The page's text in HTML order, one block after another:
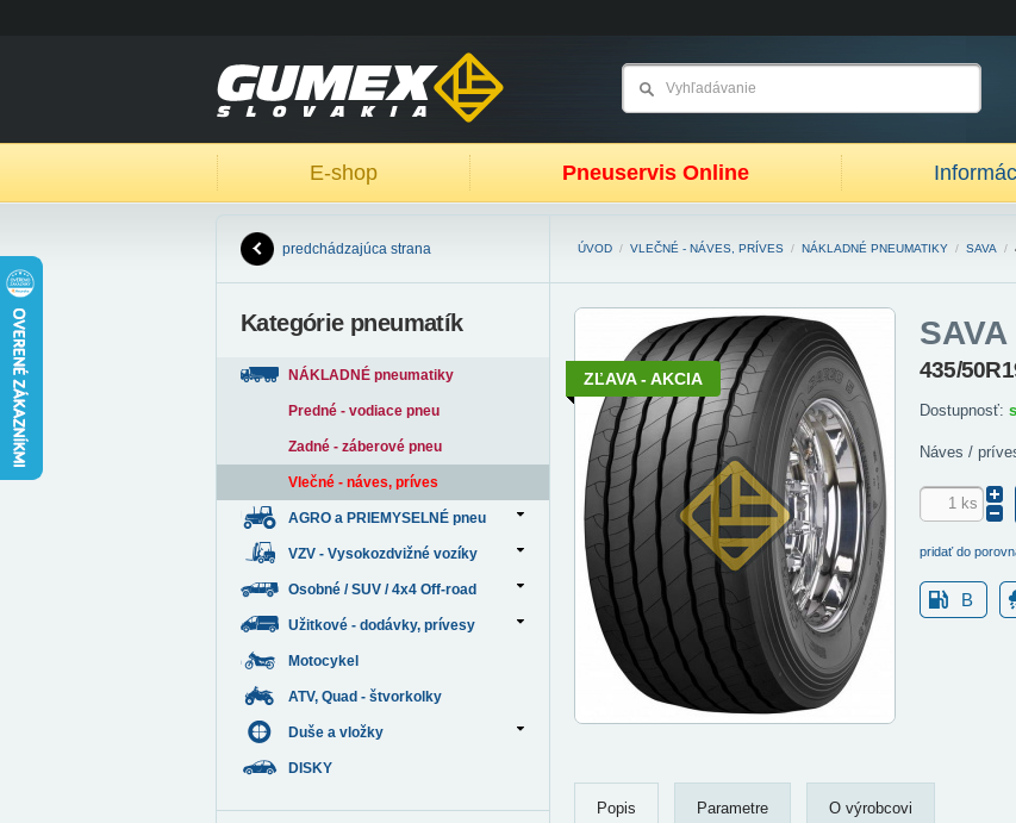
E-shop Pneuservis Online
ÚVOD / VLEČNÉ - NÁVES, PRÍVES / NÁKLADNÉ PNEUMATIKY / SAVA /
SAVA
435/
Dostupnosť:
Náves /
pridať do
B
ZĽAVA - AKCIA
Popis Parametre O výrobcovi
predchádzajúca strana
Kategórie pneumatík
NÁKLADNÉ pneumatiky
Predné - vodiace pneu
Zadné - záberové pneu
Vlečné - náves, príves
AGRO a PRIEMYSELNÉ pneu
VZV - Vysokozdvižné vozíky
Osobné / SUV / 4x4 Off-road
Užitkové - dodávky, prívesy
Motocykel
ATV, Quad - štvorkolky
Duše a vložky
DISKY